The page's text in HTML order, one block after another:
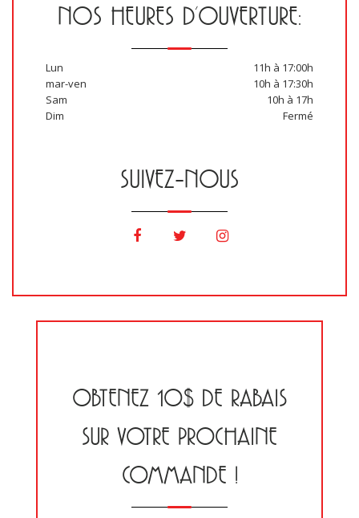
NOS HEURES D’OUVERTURE:
Lun
11h à 17:00h
mar-ven
10h à 17:30h
Sam
10h à 17h
Dim
Fermé
SUIVEZ-NOUS
OBTENEZ 10$ DE RABAIS
SUR VOTRE PROCHAINE
COMMANDE !